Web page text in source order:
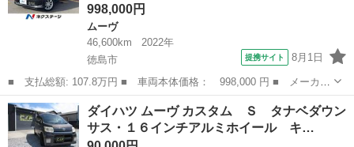
998,000円
ムーヴ
46,600km
2022年
徳島市
提携サイト 8月1日
■ 支払総額: 107.8万円 ■ 車両本体価格： 998,000 円 ■ メーカー
名： ダイハツ ■ 車種名： ムーヴ ■ グレード名： Ｘリミテッ
ドＩＩ ＳＡＩＩＩ 純正ＳＤナビ バックカメラ 禁煙車 シート
ヒーター ...
徳島 徳島市 ムーヴ
ダイハツ ムーヴ カスタム Ｓ タナベダウン
サス・１６インチアルミホイール キ…